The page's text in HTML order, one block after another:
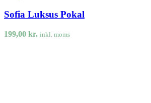
Sofia Luksus Pokal
199,00 kr. inkl. moms